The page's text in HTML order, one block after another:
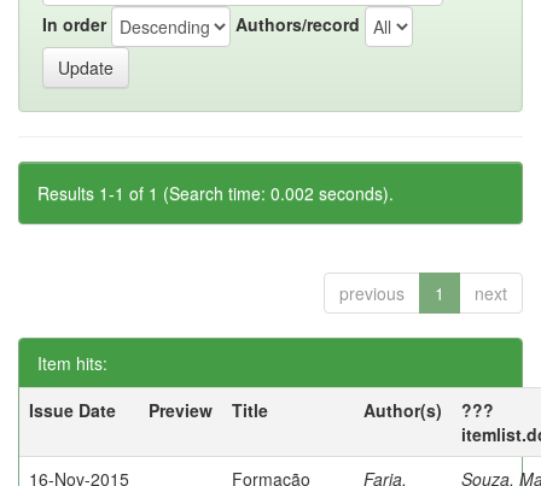
In order Authors/record
Results 1-1 of 1 (Search time: 0.002 seconds).
previous 1 next
Item hits:
Issue Date
Preview Title Author(s)
???
16-Nov-2015
Formação Faria, Souza,